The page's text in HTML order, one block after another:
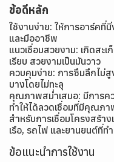
ข้อดีหลัก
ใช้งานง่าย: ให้การอาร์คที่
และมืออาชีพ
แนวเชื่อมสวยงาม: เกิดสะ
เรียบ สวยงามเป็นมันวาว
ควบคุมง่าย: การซึมลึกไม่สู
บางโดยไม่ทะลุ
คุณภาพสม่ำเสมอ: มีการ
ทำให้ได้ลวดเชื่อมที่มีคุณภ
สำหรับการเชื่อมโครงสร้า
เรือ, รถไฟ และยานยนต์ที่ท
ข้อแนะนำการใช้งาน